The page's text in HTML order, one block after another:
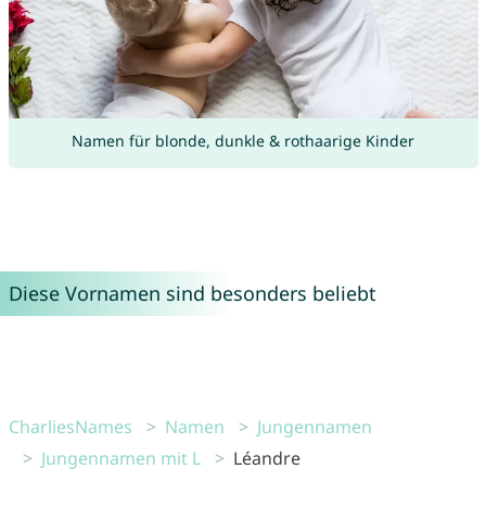
Namen für blonde, dunkle & rothaarige Kinder
Diese Vornamen sind besonders beliebt
CharliesNames Namen
Jungennamen
Jungennamen mit L
Léandre